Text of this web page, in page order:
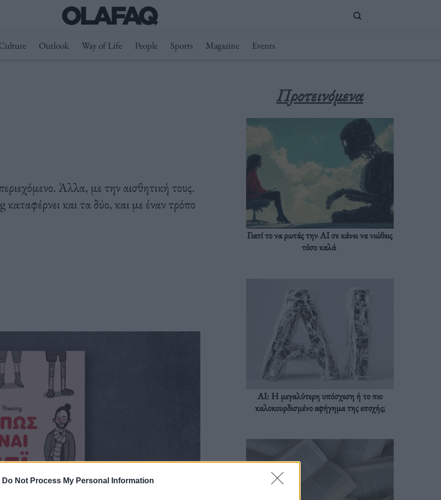
Do Not Process My Personal Information
Outlook Way of Life People Sports Magazine Events
Άλλα, με την αισθητική τους.
και τα δύο, και με έναν τρόπο
Προτεινόμενα
Γιατί το να ρωτάς την AI σε κάνει να νιώθεις
τόσο καλά
AI: Η μεγαλύτερη υπόσχεση ή το πιο
καλοκουρδισμένο αφήγημα της εποχής;